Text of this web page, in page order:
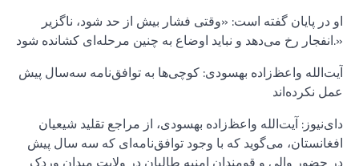
او در پایان گفته است: «وقتی فشار بیش از حد شود، ناگزیر
انفجار رخ می‌دهد و نباید اوضاع به چنین مرحله‌ای کشانده شود.»
آیت‌الله واعظ‌زاده بهسودی: کوچی‌ها به توافق‌نامه سه‌سال پیش
عمل نکرده‌اند
دای‌نیوز: آیت‌الله واعظ‌زاده بهسودی، از مراجع تقلید شیعیان
افغانستان، می‌گوید که با وجود توافق‌نامه‌ای که سه سال پیش